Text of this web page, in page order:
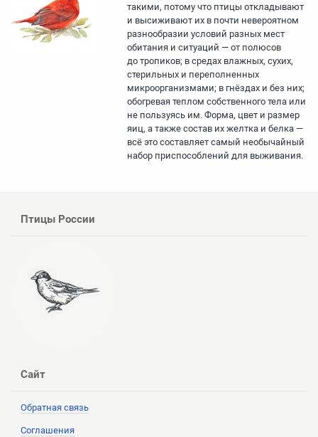
такими, потому что птицы откладывают
и высиживают их в почти невероятном
разнообразии условий разных мест
обитания и ситуаций — от полюсов
до тропиков; в средах влажных, сухих,
стерильных и переполненных
микроорганизмами; в гнёздах и без них;
обогревая теплом собственного тела или
не пользуясь им. Форма, цвет и размер
яиц, а также состав их желтка и белка —
всё это составляет самый необычайный
набор приспособлений для выживания.
Птицы России
Сайт
Обратная связь
Соглашения